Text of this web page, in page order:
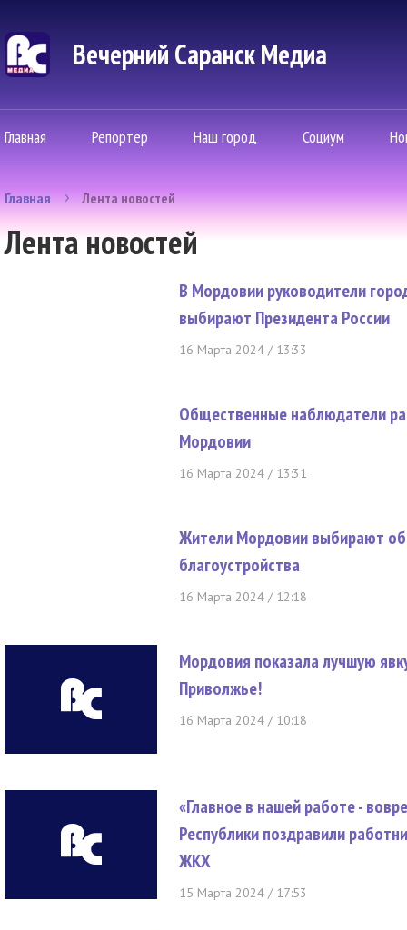
Вечерний Саранск Mедиа
Главная Репортер Наш город Социум
Главная Лента новостей
Лента новостей
В Мордовии руководители
выбирают Президента России
16 Марта 2024 / 13:33
Общественные наблюдатели
Мордовии
16 Марта 2024 / 13:31
Жители Мордовии выбирают
благоустройства
16 Марта 2024 / 12:18
Мордовия показала лучшую
Приволжье!
16 Марта 2024 / 10:18
«Главное в нашей работе -
Республики поздравили
ЖКХ
15 Марта 2024 / 17:53